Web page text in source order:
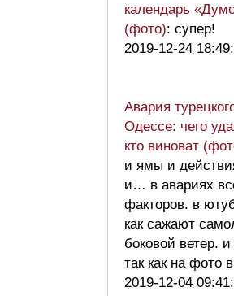
календарь
(фото): супер!
2019-12-24
Авария
Одессе: чего
кто виноват
и ямы и
и… в авариях
факторов. в
как сажают
боковой ветер.
так как на фото
2019-12-04